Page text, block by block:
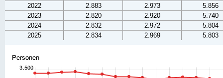
2022
2.883 2.973
5.856
2023
2.820 2.920
5.740
2024
2.832 2.972
5.804
2025
2.834 2.969 5.803